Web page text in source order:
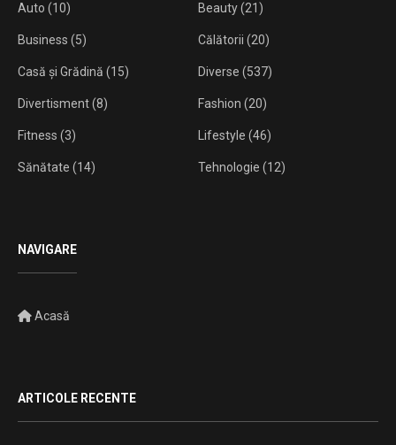
Auto (10) Beauty(21)
Business (5) Călătorii (20)
Casă și Grădină (15) Diverse (537)
Divertisment(8) Fashion (20)
Fitness (3) Lifestyle (46)
Sănătate (14) Tehnologie (12)
NAVIGARE
Acasă
ARTICOLE RECENTE